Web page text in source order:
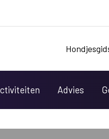
Advies